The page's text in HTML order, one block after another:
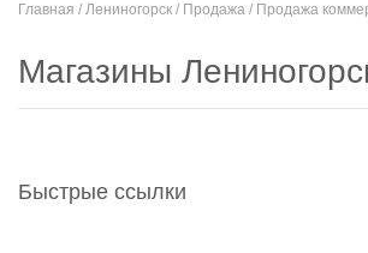
Главная / Лениногорск / Продажа / Продажа
Магазины
Быстрые ссылки